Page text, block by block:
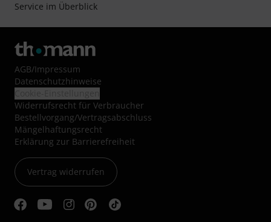
Service im Überblick
AGB/Impressum
Datenschutzhinweise
Widerrufsrecht für Verbraucher
Bestellvorgang/Vertragsabschluss
Mängelhaftungsrecht
Erklärung zur Barrierefreiheit
Vertrag widerrufen